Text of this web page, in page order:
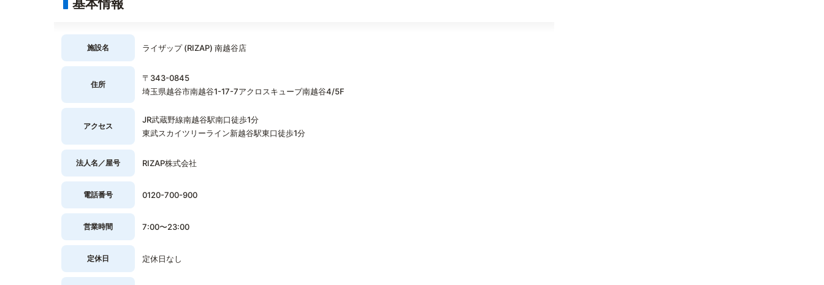
基本情報
施設名 ライザップ (RIZAP) 南越谷店
住所
〒343-0845
埼玉県越谷市南越谷1-17-7アクロスキューブ南越谷4/5F
アクセス
JR武蔵野線南越谷駅南口徒歩1分
東武スカイツリーライン新越谷駅東口徒歩1分
法人名／屋号 RIZAP株式会社
電話番号 0120-700-900
営業時間 7:00〜23:00
定休日 定休日なし